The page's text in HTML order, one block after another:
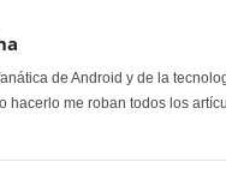
de Android y de la
hacerlo me roban todos los